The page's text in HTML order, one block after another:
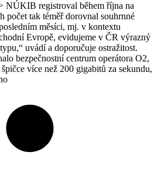
NÚKIB registroval během října na
počet tak téměř dorovnal souhrnné
měsíci, mj. v kontextu
Evropě, evidujeme v ČR výrazný
uvádí a doporučuje ostražitost.
bezpečnostní centrum operátora O2,
více než 200 gigabitů za sekundu,